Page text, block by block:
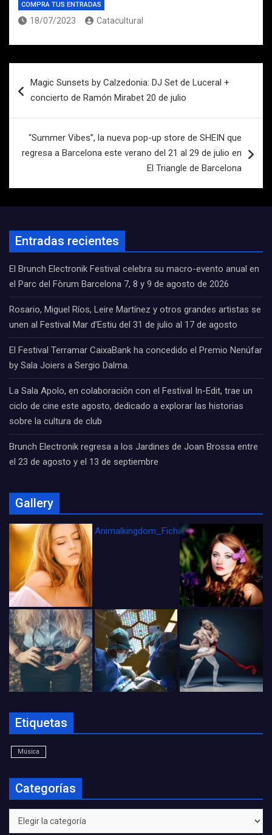
COMPRA TUS ENTRADAS
18/07/2023 Catacultural
de
Magic Sunsets by Calzedonia: DJ Set de Luceral +
concierto de Ramón Mirabet 20 de julio
“Summer Vibes”, la nueva pop-up store de SHEIN que
regresa a Barcelona este verano del 21 al 29 de julio en
El Triangle de Barcelona
Entradas recientes
El Brunch Electronik Festival celebra su macro-evento anual en
el Parc del Fòrum Barcelona 7, 8 y 9 de agosto de 2026
Rosario, Miguel Ríos, Leire Martínez y otros grandes artistas se
unen al Festival Mar d’Estiu del 31 de julio al 17 de agosto
El Festival Terramar CaixaBank ha concedido el Premio Nenúfar
by Sala Joiers a Sergio Dalma.
La Sala Apolo, en colaboración con el Festival In-Edit, trae un
ciclo de cine este agosto, dedicado a explorar las historias
sobre la cultura de club
Brunch Electronik regresa a los Jardines de Joan Brossa entre
el 23 de agosto y el 13 de septiembre
Gallery
Animalkingdom_FichaCine
Etiquetas
Música
Categorías
Categorías